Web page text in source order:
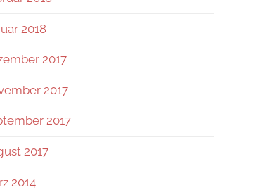
2018
2017
2017
2017
2017
2014